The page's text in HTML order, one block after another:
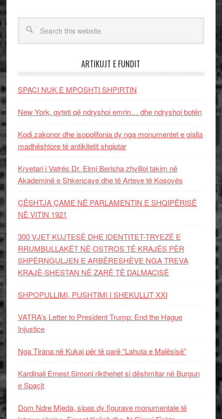
ARTIKUJT E FUNDIT
SPAÇI NUK E MPOSHTI SHPIRTIN
New York, qyteti që ndryshoi emrin… dhe ndryshoi botën
Kodi zakonor dhe isopolifonia dy nga monumentet e gjalla
madhështore të antikitetit shqiptar
Kryetari i Vatrës Dr. Elmi Berisha zhvilloi takim në
Akademinë e Shkencave dhe të Arteve të Kosovës
ÇËSHTJA ÇAME NË PARLAMENTIN E SHQIPËRISË
NË VITIN 1921
300 VJET KUJTESË DHE IDENTITET-TRYEZË E
RRUMBULLAKËT NË OSTROS TË KRAJËS PËR
SHPËRNGULJEN E ARBËRESHËVE NGA TREVA
KRAJË-SHESTAN NË ZARË TË DALMACISË
SHPOPULLIMI, PUSHTIMI I SHEKULLIT XXI
VATRA’s Letter to President Trump: End the Hague
Injustice
Nga Tirana në Kukaj për të parë “Lahuta e Malësisë”
Kardinali Ernest Simoni rikthehet si dëshmitar në Burgun
e Spaçit
Dom Ndre Mjeda, sipas dy figurave monumentale të